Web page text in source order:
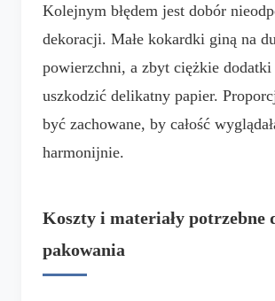
Kolejnym błędem jest dobór
dekoracji. Małe kokardki giną na
powierzchni, a zbyt ciężkie dodatki
uszkodzić delikatny papier.
być zachowane, by całość
harmonijnie.
Koszty i materiały potrzebne
pakowania